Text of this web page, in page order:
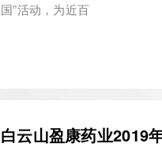
国”活动，为近百
白云山盈康药业2019